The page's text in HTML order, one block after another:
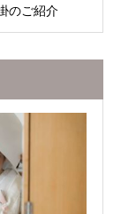
のご紹介